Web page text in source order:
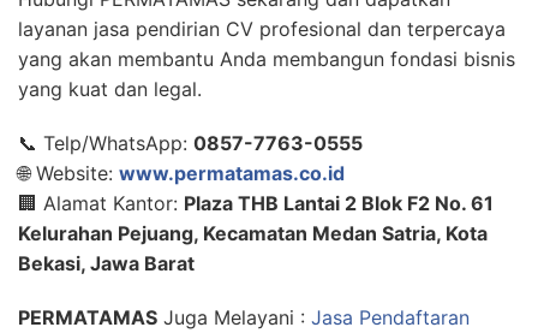
layanan jasa pendirian CV profesional dan terpercaya
yang akan membantu Anda membangun fondasi bisnis
yang kuat dan legal.
📞 Telp/WhatsApp: 0857-7763-0555
🌐 Website: www.permatamas.co.id
🏢 Alamat Kantor: Plaza THB Lantai 2 Blok F2 No. 61
Kelurahan Pejuang, Kecamatan Medan Satria, Kota
Bekasi, Jawa Barat
PERMATAMAS Juga Melayani : Jasa Pendaftaran